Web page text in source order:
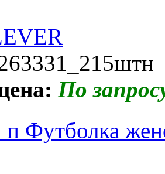
По
Футболка